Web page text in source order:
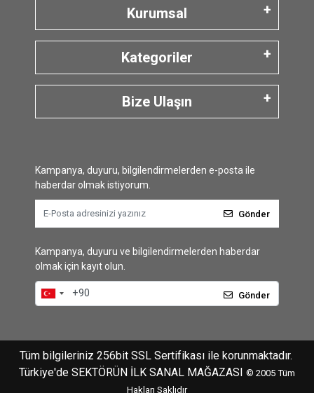
Kurumsal
Kategoriler
Bize Ulaşın
Kampanya, duyuru, bilgilendirmelerden e-posta ile
haberdar olmak istiyorum.
Gönder
Kampanya, duyuru ve bilgilendirmelerden haberdar
olmak için kayıt olun.
Gönder
Tüm bilgileriniz 256bit SSL Sertifikası ile korunmaktadır.
Türkiye'de SEKTÖRÜN İLK SANAL MAĞAZASI © 2005 Tüm
Hakları Saklıdır